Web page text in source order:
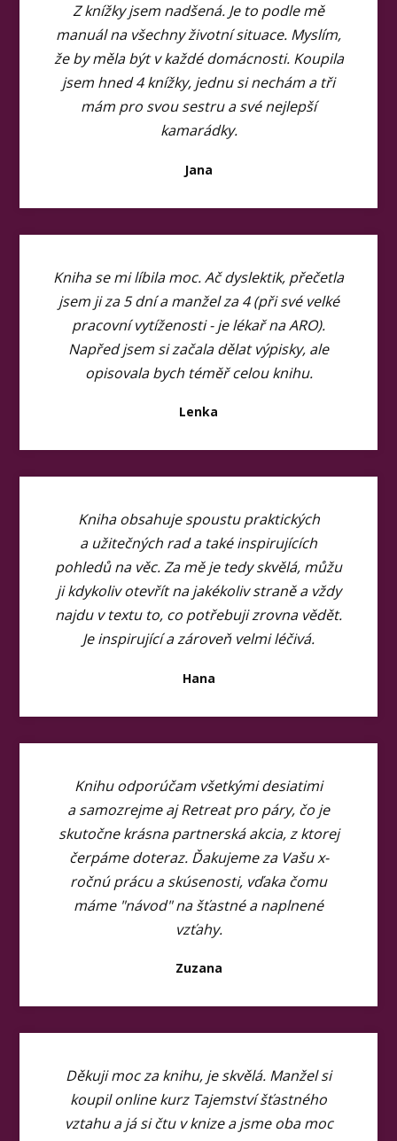
Z knížky jsem nadšená. Je to podle mě
manuál na všechny životní situace. Myslím,
že by měla být v každé domácnosti. Koupila
jsem hned 4 knížky, jednu si nechám a tři
mám pro svou sestru a své nejlepší
kamarádky.
Jana
Kniha se mi líbila moc. Ač dyslektik, přečetla
jsem ji za 5 dní a manžel za 4 (při své velké
pracovní vytíženosti - je lékař na ARO).
Napřed jsem si začala dělat výpisky, ale
opisovala bych téměř celou knihu.
Lenka
Kniha obsahuje spoustu praktických
a užitečných rad a také inspirujících
pohledů na věc. Za mě je tedy skvělá, můžu
ji kdykoliv otevřít na jakékoliv straně a vždy
najdu v textu to, co potřebuji zrovna vědět.
Je inspirující a zároveň velmi léčivá.
Hana
Knihu odporúčam všetkými desiatimi
a samozrejme aj Retreat pro páry, čo je
skutočne krásna partnerská akcia, z ktorej
čerpáme doteraz. Ďakujeme za Vašu x-
ročnú prácu a skúsenosti, vďaka čomu
máme "návod" na šťastné a naplnené
vzťahy.
Zuzana
Děkuji moc za knihu, je skvělá. Manžel si
koupil online kurz Tajemství šťastného
vztahu a já si čtu v knize a jsme oba moc